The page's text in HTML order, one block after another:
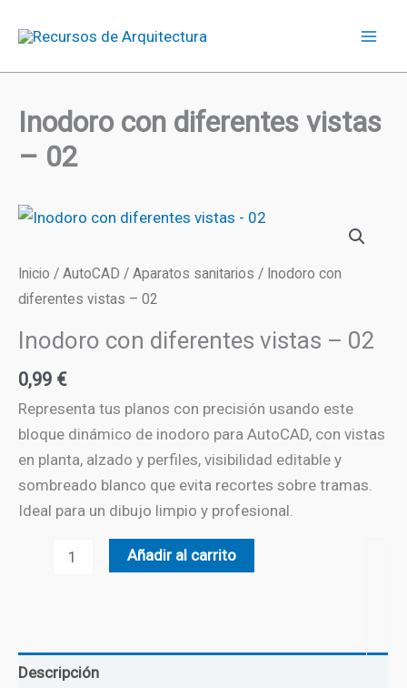
Inodoro con diferentes vistas
– 02
Inicio / AutoCAD / Aparatos sanitarios / Inodoro con
diferentes vistas – 02
Inodoro con diferentes vistas – 02
0,99 €
Representa tus planos con precisión usando este
bloque dinámico de inodoro para AutoCAD, con vistas
en planta, alzado y perfiles, visibilidad editable y
sombreado blanco que evita recortes sobre tramas.
Ideal para un dibujo limpio y profesional.
Inodoro
-
02
Añadir al carrito
Descripción
vistas
-
cantidad